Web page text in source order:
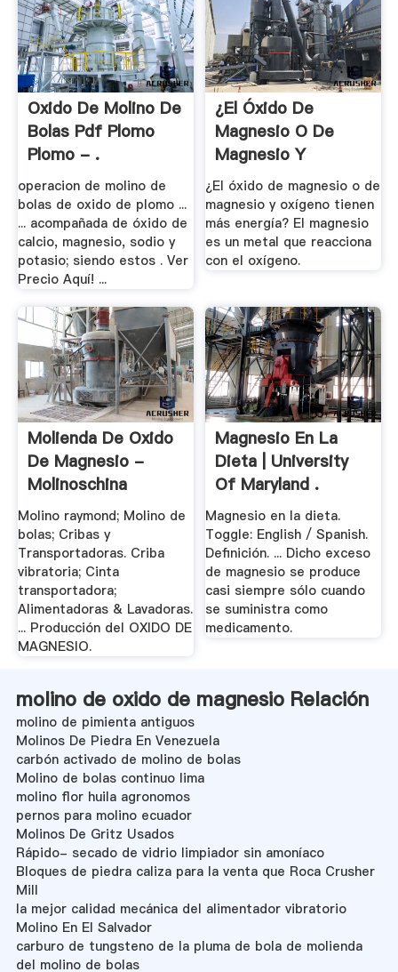
Oxido De Molino De
Bolas Pdf Plomo
Plomo - .
operacion de molino de
bolas de oxido de plomo ...
... acompañada de óxido de
calcio, magnesio, sodio y
potasio; siendo estos . Ver
Precio Aquí! ...
¿El Óxido De
Magnesio O De
Magnesio Y
Oxígeno .
¿El óxido de magnesio o de
magnesio y oxígeno tienen
más energía? El magnesio
es un metal que reacciona
con el oxígeno.
Molienda De Oxido
De Magnesio -
Molinoschina
Molino raymond; Molino de
bolas; Cribas y
Transportadoras. Criba
vibratoria; Cinta
transportadora;
Alimentadoras & Lavadoras.
... Producción del OXIDO DE
MAGNESIO.
Magnesio En La
Dieta | University
Of Maryland .
Magnesio en la dieta.
Toggle: English / Spanish.
Definición. ... Dicho exceso
de magnesio se produce
casi siempre sólo cuando
se suministra como
medicamento.
molino de oxido de magnesio Relación
molino de pimienta antiguos
Molinos De Piedra En Venezuela
carbón activado de molino de bolas
Molino de bolas continuo lima
molino flor huila agronomos
pernos para molino ecuador
Molinos De Gritz Usados
Rápido- secado de vidrio limpiador sin amoníaco
Bloques de piedra caliza para la venta que Roca Crusher
Mill
la mejor calidad mecánica del alimentador vibratorio
Molino En El Salvador
carburo de tungsteno de la pluma de bola de molienda
del molino de bolas